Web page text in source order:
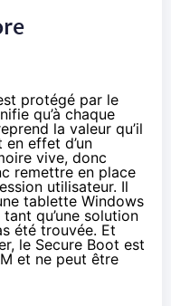
protégé par le
qu’à chaque
la valeur qu’il
en effet d’un
vive, donc
remettre en place
utilisateur. Il
tablette Windows
qu’une solution
été trouvée. Et
le Secure Boot est
et ne peut être